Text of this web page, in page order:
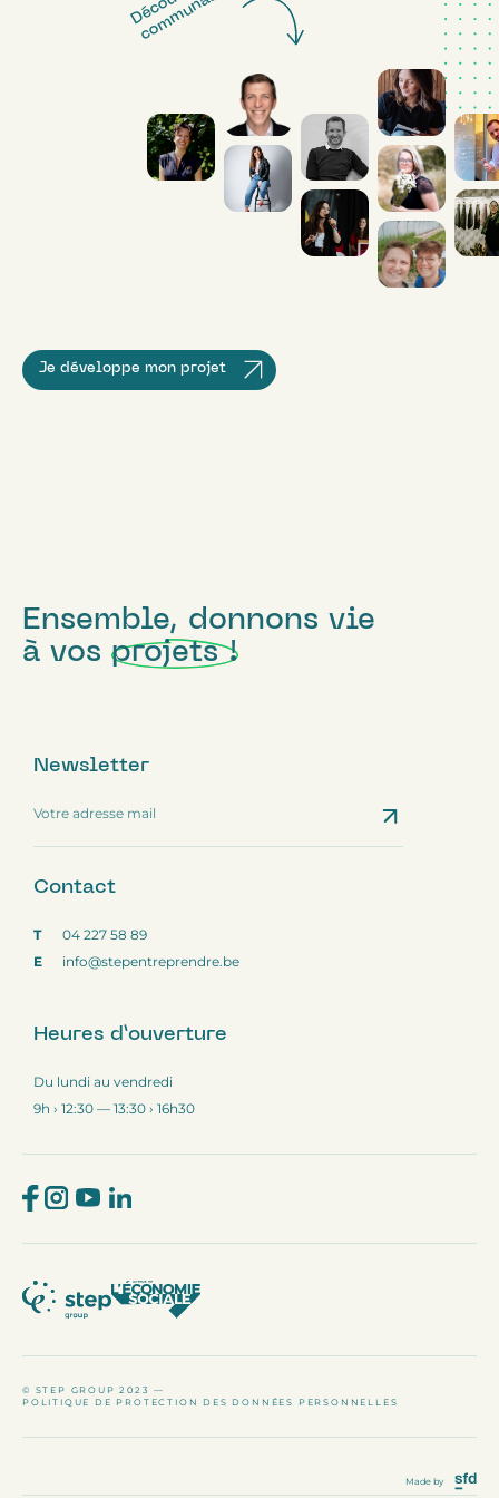
Je développe mon projet
Ensemble, donnons vie
à vos projets !
Newsletter
Contact
Contact
T
04 227 58 89
E
info@stepentreprendre.be
Heures d’ouverture
Du lundi au vendredi
9h › 12:30 — 13:30 › 16h30
© STEP GROUP 2023 —
POLITIQUE DE PROTECTION DES DONNÉES PERSONNELLES
Made by